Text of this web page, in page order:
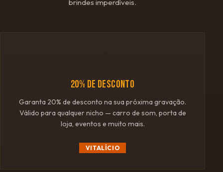
brindes imperdíveis.
20% DE DESCONTO
Garanta 20% de desconto na sua próxima gravação.
Válido para qualquer nicho — carro de som, porta de
loja, eventos e muito mais.
VITALÍCIO